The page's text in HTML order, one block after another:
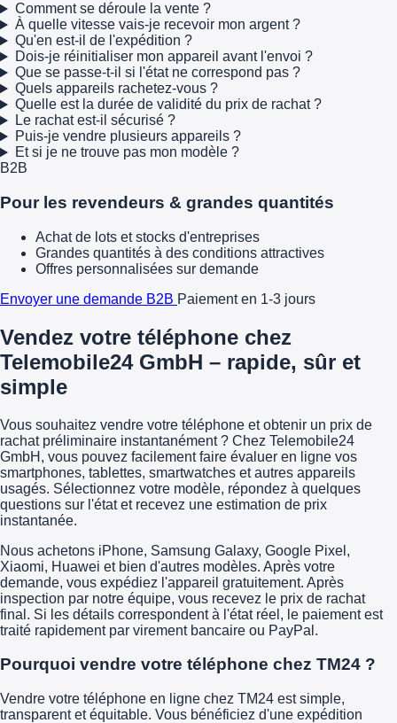
Comment se déroule la vente ?
À quelle vitesse vais-je recevoir mon argent ?
Qu'en est-il de l'expédition ?
Dois-je réinitialiser mon appareil avant l'envoi ?
Que se passe-t-il si l'état ne correspond pas ?
Quels appareils rachetez-vous ?
Quelle est la durée de validité du prix de rachat ?
Le rachat est-il sécurisé ?
Puis-je vendre plusieurs appareils ?
Et si je ne trouve pas mon modèle ?
B2B
Pour les revendeurs & grandes quantités
Achat de lots et stocks d'entreprises
Grandes quantités à des conditions attractives
Offres personnalisées sur demande
Envoyer une demande B2B Paiement en 1-3 jours
Vendez votre téléphone chez
Telemobile24 GmbH – rapide, sûr et
simple
Vous souhaitez vendre votre téléphone et obtenir un prix de
rachat préliminaire instantanément ? Chez Telemobile24
GmbH, vous pouvez facilement faire évaluer en ligne vos
smartphones, tablettes, smartwatches et autres appareils
usagés. Sélectionnez votre modèle, répondez à quelques
questions sur l'état et recevez une estimation de prix
instantanée.
Nous achetons iPhone, Samsung Galaxy, Google Pixel,
Xiaomi, Huawei et bien d'autres modèles. Après votre
demande, vous expédiez l'appareil gratuitement. Après
inspection par notre équipe, vous recevez le prix de rachat
final. Si les détails correspondent à l'état réel, le paiement est
traité rapidement par virement bancaire ou PayPal.
Pourquoi vendre votre téléphone chez TM24 ?
Vendre votre téléphone en ligne chez TM24 est simple,
transparent et équitable. Vous bénéficiez d'une expédition